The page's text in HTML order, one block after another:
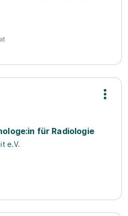
für Radiologie
e.V.